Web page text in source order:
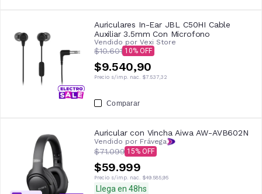
Auriculares In-Ear JBL C50HI Cable
Auxiliar 3.5mm Con Microfono
Vendido por Vexi Store
$10.601 10
$9.540,90
Precio s/imp. nac. $7.537,32
Comparar
Auricular con Vincha Aiwa AW-AVB602N
Vendido por Frávega
$71.099 15
$59.999
Precio s/imp. nac. $49.585,95
Llega en 48hs